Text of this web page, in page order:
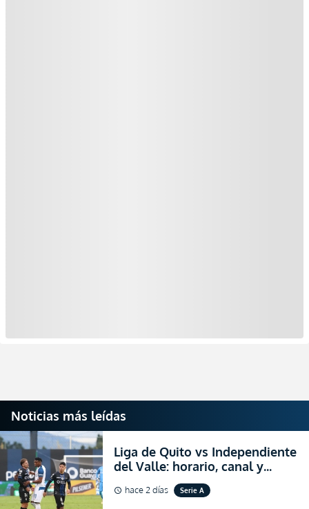
Noticias más leídas
Liga de Quito vs Independiente
del Valle: horario, canal y
dónde ver EN VIVO el
partidazo por la fecha 24 de la
schedule hace 2 días Serie A